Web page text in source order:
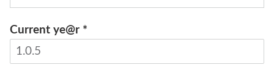
Current ye@r *